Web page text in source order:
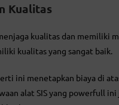
Kualitas
kualitas dan
kualitas yang sangat baik.
ini menetapkan biaya di
alat SIS yang powerfull